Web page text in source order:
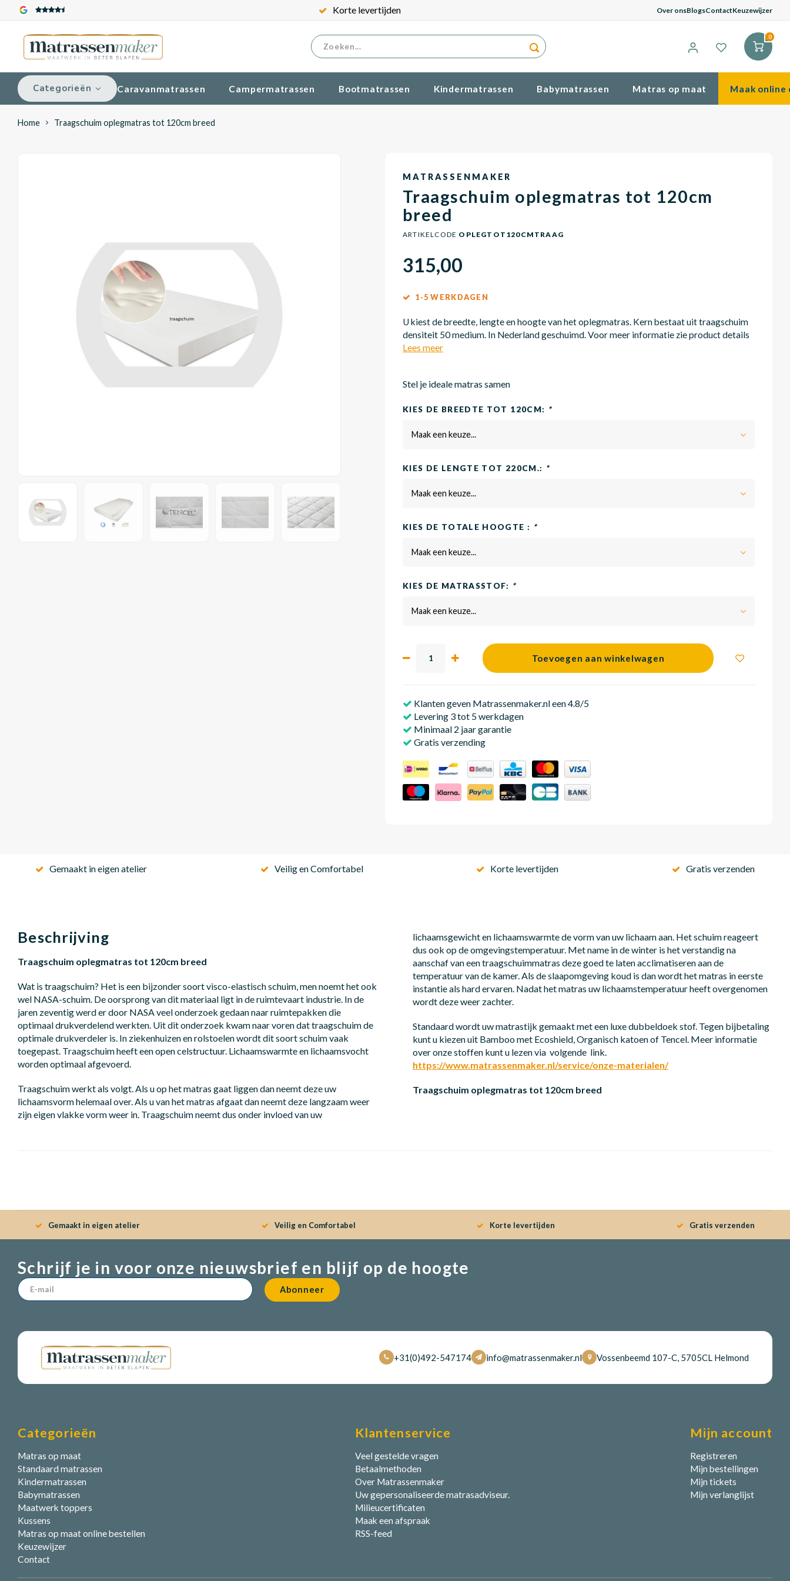
Korte levertijden Over onsBlogsContactKeuzewijzer
0
Categorieën Caravanmatrassen Campermatrassen Bootmatrassen Kindermatrassen Babymatrassen Matras op maat Maak online
Home Traagschuim oplegmatras tot 120cm breed
MATRASSENMAKER
Traagschuim oplegmatras tot 120cm
breed
ARTIKELCODE OPLEGTOT120CMTRAAG
315,00
1-5 WERKDAGEN
U kiest de breedte, lengte en hoogte van het oplegmatras. Kern bestaat uit traagschuim
densiteit 50 medium. In Nederland geschuimd. Voor meer informatie zie product details
Lees meer
Stel je ideale matras samen
KIES DE BREEDTE TOT 120CM: *
Maak een keuze...
KIES DE LENGTE TOT 220CM.: *
Maak een keuze...
KIES DE TOTALE HOOGTE : *
Maak een keuze...
KIES DE MATRASSTOF: *
Maak een keuze...
Toevoegen aan winkelwagen
Klanten geven Matrassenmaker.nl een 4.8/5
Levering 3 tot 5 werkdagen
Minimaal 2 jaar garantie
Gratis verzending
Gemaakt in eigen atelier Veilig en Comfortabel Korte levertijden Gratis verzenden
Beschrijving
Traagschuim oplegmatras tot 120cm breed
Wat is traagschuim? Het is een bijzonder soort visco-elastisch schuim, men noemt het ook
wel NASA-schuim. De oorsprong van dit materiaal ligt in de ruimtevaart industrie. In de
jaren zeventig werd er door NASA veel onderzoek gedaan naar ruimtepakken die
optimaal drukverdelend werkten. Uit dit onderzoek kwam naar voren dat traagschuim de
optimale drukverdeler is. In ziekenhuizen en rolstoelen wordt dit soort schuim vaak
toegepast. Traagschuim heeft een open celstructuur. Lichaamswarmte en lichaamsvocht
worden optimaal afgevoerd.
Traagschuim werkt als volgt. Als u op het matras gaat liggen dan neemt deze uw
lichaamsvorm helemaal over. Als u van het matras afgaat dan neemt deze langzaam weer
zijn eigen vlakke vorm weer in. Traagschuim neemt dus onder invloed van uw
lichaamsgewicht en lichaamswarmte de vorm van uw lichaam aan. Het schuim reageert
dus ook op de omgevingstemperatuur. Met name in de winter is het verstandig na
aanschaf van een traagschuimmatras deze goed te laten acclimatiseren aan de
temperatuur van de kamer. Als de slaapomgeving koud is dan wordt het matras in eerste
instantie als hard ervaren. Nadat het matras uw lichaamstemperatuur heeft overgenomen
wordt deze weer zachter.
Standaard wordt uw matrastijk gemaakt met een luxe dubbeldoek stof. Tegen bijbetaling
kunt u kiezen uit Bamboo met Ecoshield, Organisch katoen of Tencel. Meer informatie
over onze stoffen kunt u lezen via volgende link.
https://www.matrassenmaker.nl/service/onze-materialen/
Traagschuim oplegmatras tot 120cm breed
Gemaakt in eigen atelier Veilig en Comfortabel Korte levertijden Gratis verzenden
Schrijf je in voor onze nieuwsbrief en blijf op de hoogte
Abonneer
+31(0)492-547174 info@matrassenmaker.nl Vossenbeemd 107-C, 5705CL Helmond
Categorieën
Matras op maat
Standaard matrassen
Kindermatrassen
Babymatrassen
Maatwerk toppers
Kussens
Matras op maat online bestellen
Keuzewijzer
Contact
Klantenservice
Veel gestelde vragen
Betaalmethoden
Over Matrassenmaker
Uw gepersonaliseerde matrasadviseur.
Milieucertificaten
Maak een afspraak
RSS-feed
Mijn account
Registreren
Mijn bestellingen
Mijn tickets
Mijn verlanglijst